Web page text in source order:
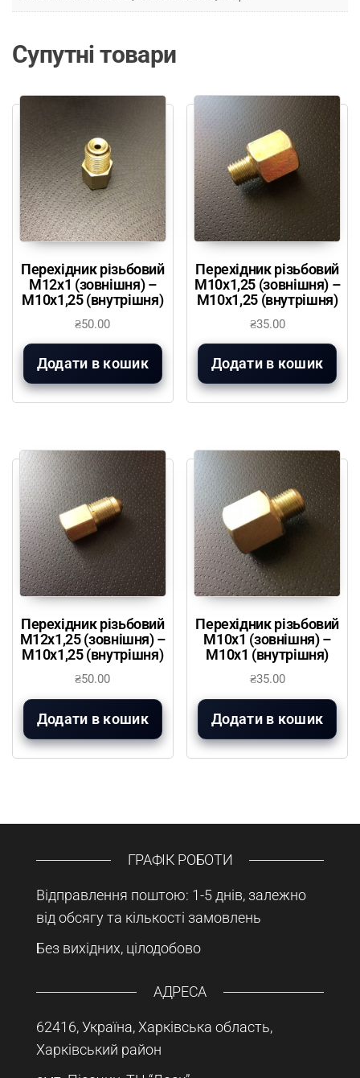
Супутні товари
Перехідник різьбовий
М12х1 (зовнішня) –
М10х1,25 (внутрішня)
₴50.00
Додати в кошик
Перехідник різьбовий
М10х1,25 (зовнішня) –
М10х1,25 (внутрішня)
₴35.00
Додати в кошик
Перехідник різьбовий
М12х1,25 (зовнішня) –
М10х1,25 (внутрішня)
₴50.00
Додати в кошик
Перехідник різьбовий
М10х1 (зовнішня) –
М10х1 (внутрішня)
₴35.00
Додати в кошик
ГРАФІК РОБОТИ
Відправлення поштою: 1-5 днів, залежно
від обсягу та кількості замовлень
Без вихідних, цілодобово
АДРЕСА
62416, Україна, Харківська область,
Харківський район